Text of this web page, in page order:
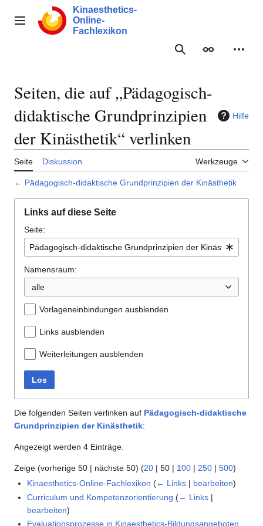
Inhalt
springenHauptmenü
Kinaesthetics-
Online-
Fachlexikon
Suche
Seiten, die auf „Pädagogisch-
didaktische Grundprinzipien
der Kinästhetik“ verlinken
Hilfe
Seite Diskussion Werkzeuge
← Pädagogisch-didaktische Grundprinzipien der Kinästhetik
Links auf diese Seite
Seite:
Namensraum:
alle
Vorlageneinbindungen ausblenden
Links ausblenden
Weiterleitungen ausblenden
Los
Die folgenden Seiten verlinken auf Pädagogisch-didaktische
Grundprinzipien der Kinästhetik:
Angezeigt werden 4 Einträge.
Zeige (vorherige 50 | nächste 50) (20 | 50 | 100 | 250 | 500)
Kinaesthetics-Online-Fachlexikon (← Links | bearbeiten)
Curriculum und Kompetenzorientierung (← Links |
bearbeiten)
Evaluationsprozesse in Kinaesthetics-Bildungsangeboten